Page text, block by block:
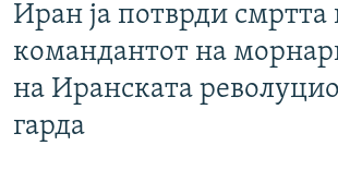
Иран ја потврди смртта
командантот на
на Иранската
гарда